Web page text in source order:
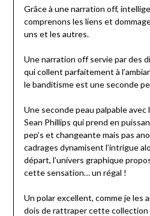
Grâce à une narration off,
comprenons les liens et
uns et les autres.
Une narration off servie par des
qui collent parfaitement à
le banditisme est une seconde
Une seconde peau palpable avec
Sean Phillips qui prend en
pep’s et changeante mais pas
cadrages dynamisent l’intrigue
départ, l’univers graphique
cette sensation… un régal !
Un polar excellent, comme je les
dois de rattraper cette